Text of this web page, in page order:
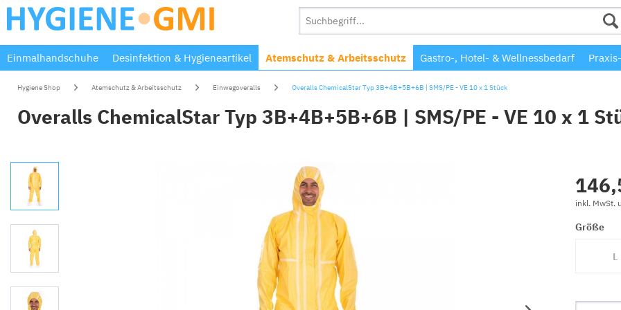
Einmalhandschuhe Desinfektion & Hygieneartikel Atemschutz & Arbeitsschutz Gastro-, Hotel- & Wellnessbedarf
Hygiene Shop Atemschutz & Arbeitsschutz Einwegoveralls Overalls ChemicalStar Typ 3B+4B+5B+6B | SMS/PE - VE 10 x 1 Stück
Overalls ChemicalStar Typ 3B+4B+5B+6B | SMS/PE - VE 10 x 1
inkl. MwSt.
Größe
L